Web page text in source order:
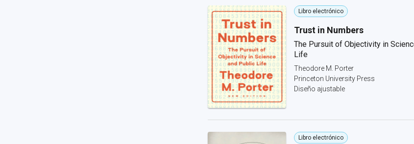
Libro electrónico
Trust in Numbers
The Pursuit of Objectivity in
Life
Theodore M. Porter
Princeton University Press
Diseño ajustable
Libro electrónico